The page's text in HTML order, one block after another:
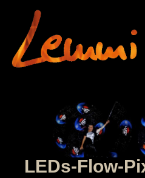
LEDs-Flow-